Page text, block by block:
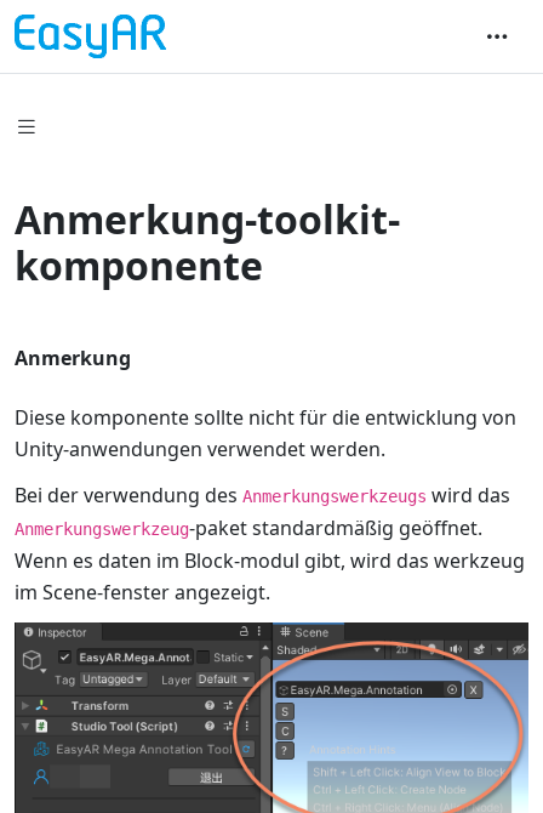
Anmerkung-toolkit-
komponente
Anmerkung
Diese komponente sollte nicht für die entwicklung von
Unity-anwendungen verwendet werden.
Bei der verwendung des Anmerkungswerkzeugs wird das
Anmerkungswerkzeug-paket standardmäßig geöffnet.
Wenn es daten im Block-modul gibt, wird das werkzeug
im Scene-fenster angezeigt.